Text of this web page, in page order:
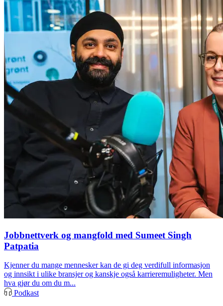
Jobbnettverk og mangfold med Sumeet Singh
Patpatia
Kjenner du mange mennesker kan de gi deg verdifull informasjon
og innsikt i ulike bransjer og kanskje også karrieremuligheter. Men
hva gjør du om du m...
Podkast